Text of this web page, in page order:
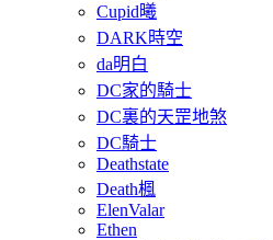
Cupid曦
DARK時空
da明白
DC家的騎士
DC裏的天罡地煞
DC騎士
Deathstate
Death楓
ElenValar
Ethen